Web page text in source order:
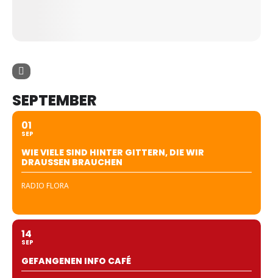
SEPTEMBER
01
SEP
WIE VIELE SIND HINTER GITTERN, DIE WIR
DRAUSSEN BRAUCHEN
RADIO FLORA
14
SEP
GEFANGENEN INFO CAFÉ